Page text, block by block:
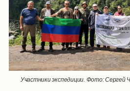
Участники экспедиции. Фото: Сергей